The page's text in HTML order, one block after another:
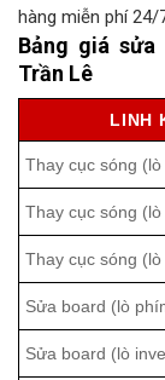
hàng miễn phí 24/
Bảng giá
Trần Lê
LINH
Thay cục sóng (lò
Thay cục sóng
Thay cục sóng
Sửa board (lò
Sửa board (lò